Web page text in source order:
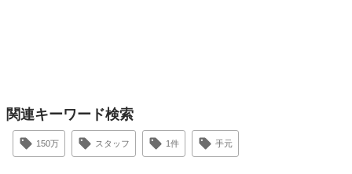
関連キーワード検索
150万 スタッフ 1件 手元